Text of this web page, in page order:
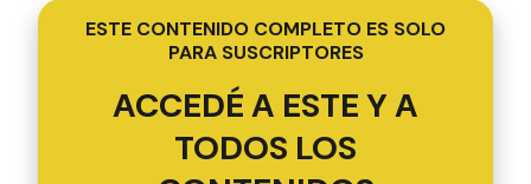
ESTE CONTENIDO COMPLETO ES SOLO
PARA SUSCRIPTORES
ACCEDÉ A ESTE Y A
TODOS LOS